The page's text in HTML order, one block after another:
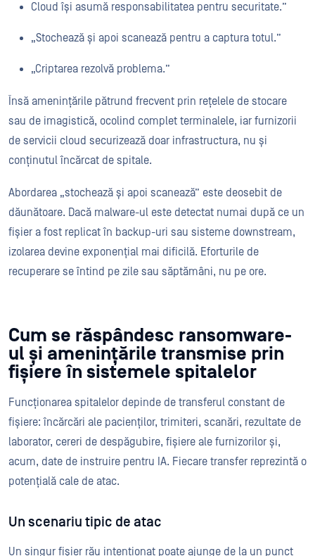
Cloud își asumă responsabilitatea pentru securitate.”
„Stochează și apoi scanează pentru a captura totul.”
„Criptarea rezolvă problema.”
Însă amenințările pătrund frecvent prin rețelele de stocare
sau de imagistică, ocolind complet terminalele, iar furnizorii
de servicii cloud securizează doar infrastructura, nu și
conținutul încărcat de spitale.
Abordarea „stochează și apoi scanează” este deosebit de
dăunătoare. Dacă malware-ul este detectat numai după ce un
fișier a fost replicat în backup-uri sau sisteme downstream,
izolarea devine exponențial mai dificilă. Eforturile de
recuperare se întind pe zile sau săptămâni, nu pe ore.
Cum se răspândesc ransomware-
ul și amenințările transmise prin
fișiere în sistemele spitalelor
Funcționarea spitalelor depinde de transferul constant de
fișiere: încărcări ale pacienților, trimiteri, scanări, rezultate de
laborator, cereri de despăgubire, fișiere ale furnizorilor și,
acum, date de instruire pentru IA. Fiecare transfer reprezintă o
potențială cale de atac.
Un scenariu tipic de atac
Un singur fișier rău intenționat poate ajunge de la un punct